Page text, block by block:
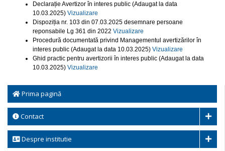
Prima pagină
Contact
Despre institutie
Declarație Avertizor în interes public (Adaugat la data
10.03.2025) Vizualizare
Dispoziția nr. 103 din 07.03.2025 desemnare persoane
reponsabile Lg 361 din 2022 Vizualizare
Procedură documentată privind Managementul avertizărilor în
interes public (Adaugat la data 10.03.2025) Vizualizare
Ghid practic pentru avertizorii în interes public (Adaugat la data
10.03.2025) Vizualizare